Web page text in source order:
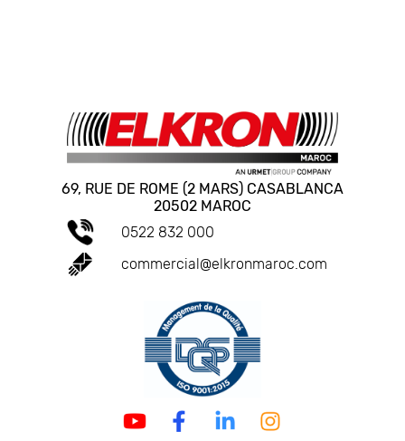
69, RUE DE ROME (2 MARS) CASABLANCA
20502 MAROC
0522 832 000
commercial@elkronmaroc.com